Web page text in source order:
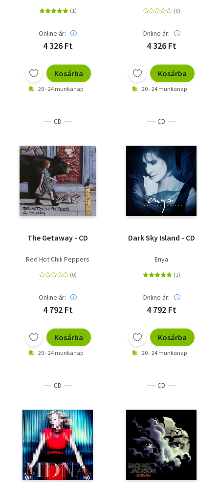
Online ár:
4 326 Ft
Kosárba
20 - 24 munkanap
Online ár:
4 326 Ft
Kosárba
20 - 24 munkanap
CD
The Getaway - CD
Red Hot Chili Peppers
Online ár:
4 792 Ft
Kosárba
20 - 24 munkanap
CD
Dark Sky Island - CD
Enya
Online ár:
4 792 Ft
Kosárba
20 - 24 munkanap
CD CD